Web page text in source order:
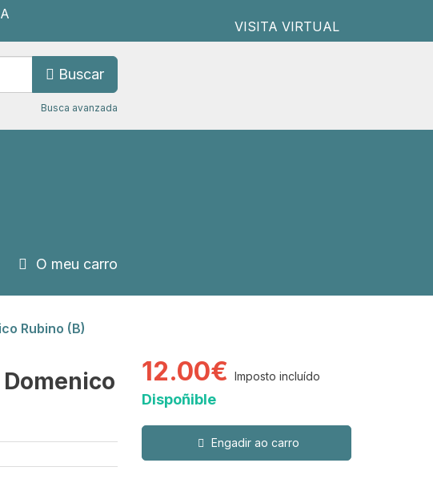
VISITA VIRTUAL
Buscar
Busca avanzada
O meu carro
Rubino (B)
12.00€ Imposto incluído
Dispoñible
Engadir ao carro